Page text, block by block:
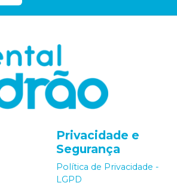
Privacidade e
Segurança
Política de Privacidade -
LGPD